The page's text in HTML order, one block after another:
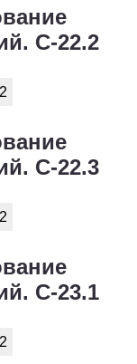
С-22.2
С-22.3
С-23.1